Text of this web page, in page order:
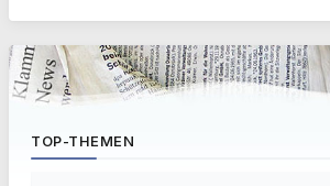
TOP-THEMEN